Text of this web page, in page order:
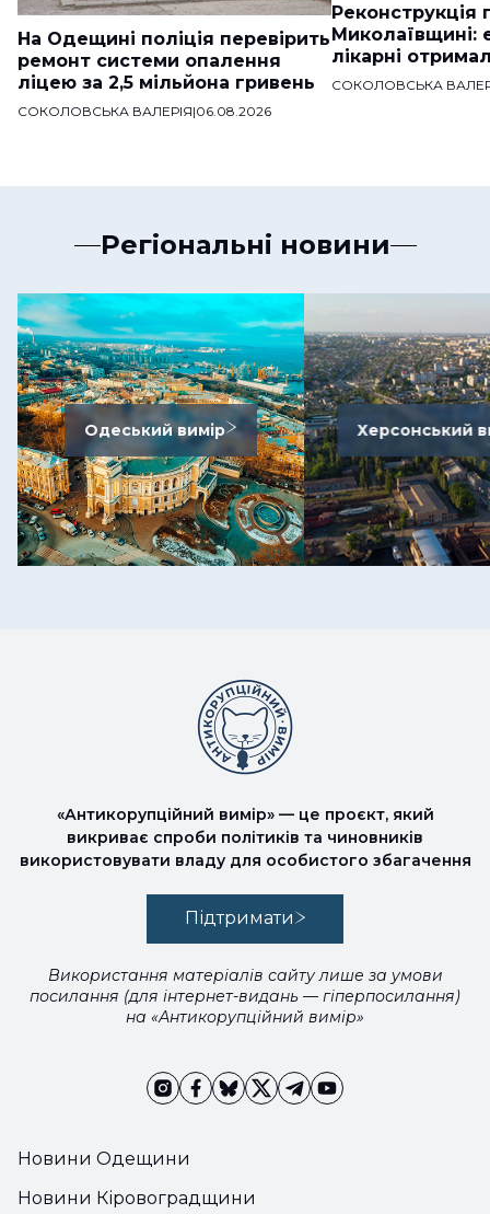
На Одещині поліція перевірить
ремонт системи опалення
ліцею за 2,5 мільйона гривень
СОКОЛОВСЬКА ВАЛЕРІЯ|06.08.2026
Реконструкція
Миколаївщині:
лікарні
СОКОЛОВСЬКА
Регіональні новини
Одеський вимір Херсонський
Новини Одещини
Новини Кіровоградщини
«Антикорупційний вимір» — це проєкт, який
викриває спроби політиків та чиновників
використовувати владу для особистого збагачення
Підтримати
Використання матеріалів сайту лише за умови
посилання (для інтернет-видань — гіперпосилання)
на «Антикорупційний вимір»